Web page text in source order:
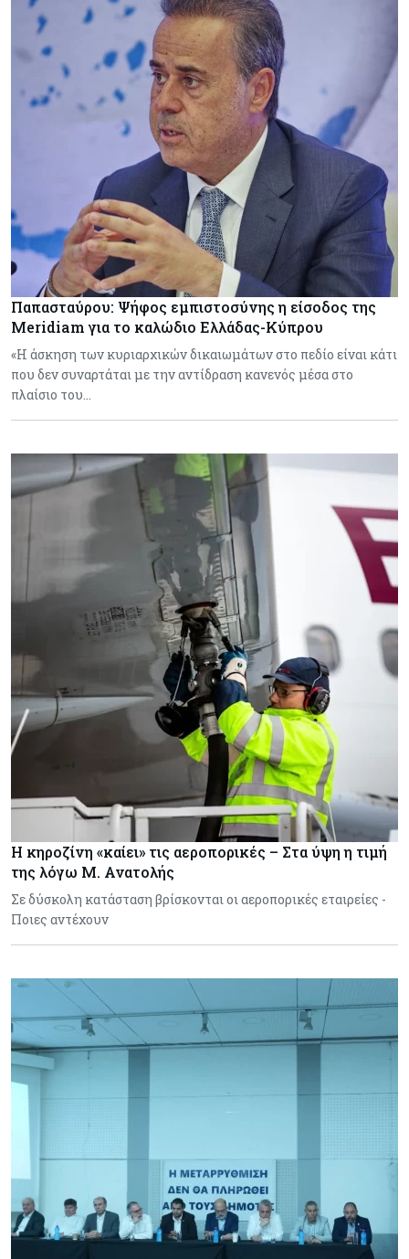
Παπασταύρου: Ψήφος εμπιστοσύνης η είσοδος της
Meridiam για το καλώδιο Ελλάδας-Κύπρου
«Η άσκηση των κυριαρχικών δικαιωμάτων στο πεδίο είναι κάτι
που δεν συναρτάται με την αντίδραση κανενός μέσα στο
πλαίσιο του…
Η κηροζίνη «καίει» τις αεροπορικές – Στα ύψη η τιμή
της λόγω Μ. Ανατολής
Σε δύσκολη κατάσταση βρίσκονται οι αεροπορικές εταιρείες -
Ποιες αντέχουν